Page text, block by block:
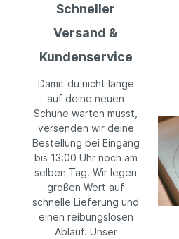
Schneller
Versand &
Kundenservice
Damit du nicht lange
auf deine neuen
Schuhe warten musst,
versenden wir deine
Bestellung bei Eingang
bis 13:00 Uhr noch am
selben Tag. Wir legen
großen Wert auf
schnelle Lieferung und
einen reibungslosen
Ablauf. Unser